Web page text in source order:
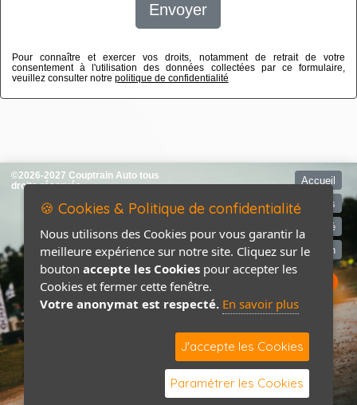
Envoyer
Pour connaître et exercer vos droits, notamment de retrait de votre
consentement à l'utilisation des données collectées par ce formulaire,
veuillez consulter notre politique de confidentialité
©2026-2027 Couptrain Auto tous
droits réservés
Accueil
Mentions légales
Politique de confidentialité
Contact / Plan
🍪 Cookies & Politique de confidentialité
Nous utilisons des Cookies pour vous garantir la
meilleure expérience sur notre site. Cliquez sur le
bouton accepte les Cookies pour accepter les
Cookies et fermer cette fenêtre.
Votre anonymat est respecté. En savoir plus
J'accepte les Cookies
Paramétrer les Cookies